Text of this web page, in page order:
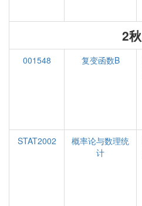
2秋
001548 复变函数B
STAT2002
概率论与数理统
计